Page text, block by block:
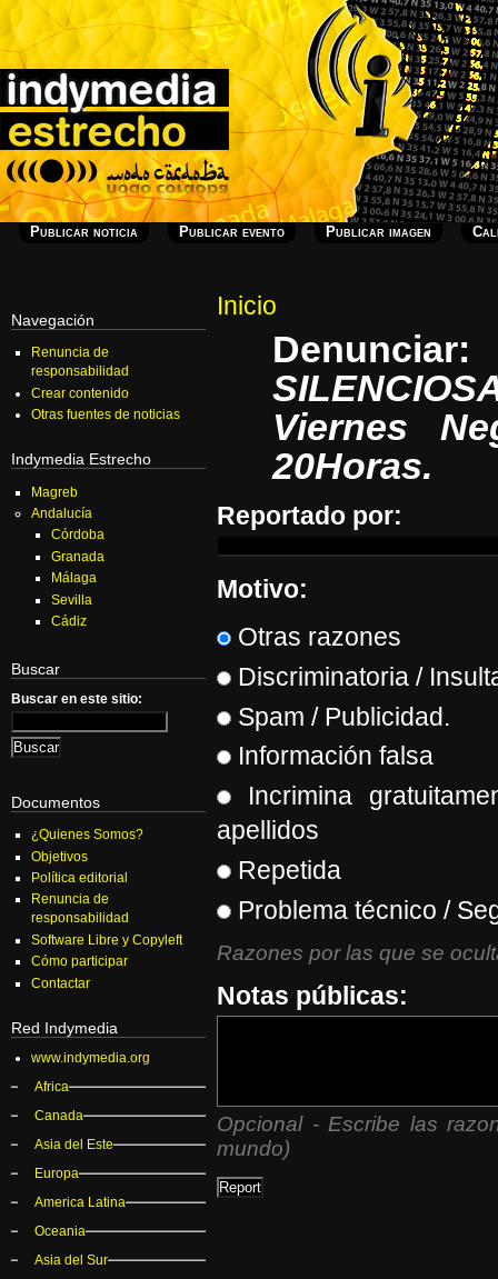
Inicio
Viernes
20Horas.
Reportado por:
Motivo:
Otras razones
Discriminatoria /
Spam / Publicidad.
Información falsa
Incrimina
apellidos
Repetida
Problema técnico /
Razones por las que se
Notas públicas:
Opcional - Escribe las
mundo)
Publicar noticia Publicar evento Publicar imagen
Navegación
Renuncia de
responsabilidad
Crear contenido
Otras fuentes de noticias
Indymedia Estrecho
Magreb
Andalucía
Córdoba
Granada
Málaga
Sevilla
Cádiz
Buscar
Buscar en este sitio:
Documentos
¿Quienes Somos?
Objetivos
Política editorial
Renuncia de
responsabilidad
Software Libre y Copyleft
Cómo participar
Contactar
Red Indymedia
www.indymedia.org
Africa
Canada
Asia del Este
Europa
America Latina
Oceania
Asia del Sur